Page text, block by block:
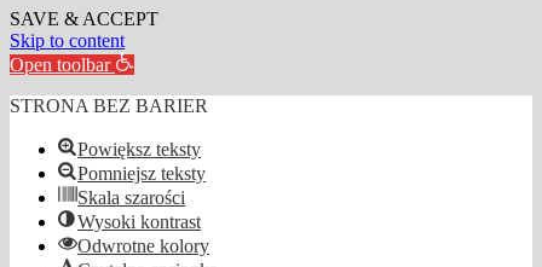
SAVE & ACCEPT
Skip to content
Open toolbar
STRONA BEZ BARIER
Powiększ teksty
Pomniejsz teksty
Skala szarości
Wysoki kontrast
Odwrotne kolory